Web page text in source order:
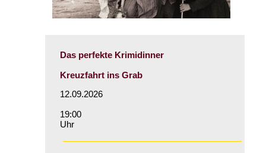
Das perfekte Krimidinner
Kreuzfahrt ins Grab
12.09.2026
19:00
Uhr